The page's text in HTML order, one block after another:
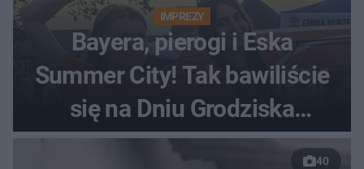
IMPREZY
Bayera, pierogi i Eska
Summer City! Tak bawiliście
się na Dniu Grodziska
[ZDJĘCIA]
40